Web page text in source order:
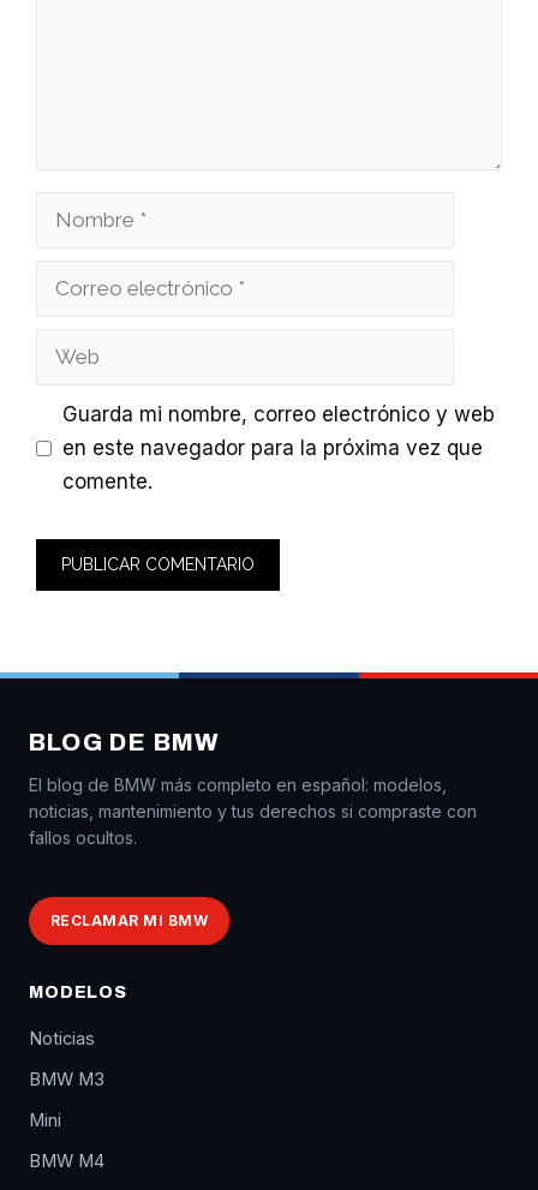
Nombre
Correo
Web
Guarda mi nombre, correo electrónico y web
en este navegador para la próxima vez que
comente.
BLOG DE BMW
El blog de BMW más completo en español: modelos,
noticias, mantenimiento y tus derechos si compraste con
fallos ocultos.
RECLAMAR MI BMW
MODELOS
Noticias
BMW M3
Mini
BMW M4